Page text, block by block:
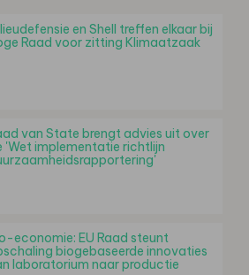
en Shell treffen elkaar bij
Raad voor zitting Klimaatzaak
van State brengt advies uit over
'Wet implementatie richtlijn
economie: EU Raad steunt
biogebaseerde innovaties
laboratorium naar productie